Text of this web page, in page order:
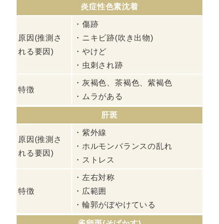
炎症性色素沈着
原因(推測さ
れる要因)
・傷跡
・ニキビ跡(吹き出物)
・やけど
・虫刺され跡
特徴
・灰褐色、茶褐色、紫褐色
・ムラがある
肝斑
原因(推測さ
れる要因)
・紫外線
・ホルモンバランスの乱れ
・ストレス
特徴
・左右対称
・広範囲
・輪郭がぼやけている